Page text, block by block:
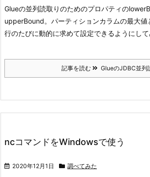
Glueの並列読取りのためのプロパティの
upperBound。 パーティションカラムの最大
行のたびに動的に求めて設定できるようにして
記事を読む GlueのJDBC並列
ncコマンドをWindowsで使う
2020年12月1日 調べてみた